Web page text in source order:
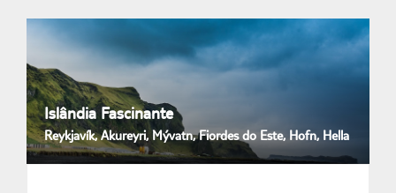
Islândia Fascinante
Reykjavík, Akureyri, Mývatn, Fiordes do Este, Hofn, Hella